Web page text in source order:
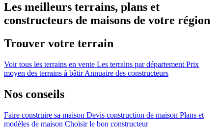
Les meilleurs terrains, plans et
constructeurs de maisons de votre région
Trouver votre terrain
Voir tous les terrains en vente Les terrains par département Prix
moyen des terrains à bâtirAnnuaire des constructeurs
Nos conseils
Faire construire sa maison Devis construction de maison Plans et
modèles de maison Choisir le bon constructeur